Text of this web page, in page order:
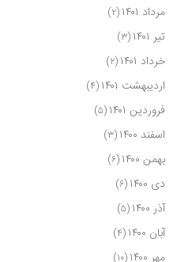
مرداد ۱۴۰۱ (۲)
تیر ۱۴۰۱ (۳)
خرداد ۱۴۰۱ (۲)
اردیبهشت ۱۴۰۱ (۴)
فروردین ۱۴۰۱ (۵)
اسفند ۱۴۰۰ (۳)
بهمن ۱۴۰۰ (۶)
دی ۱۴۰۰ (۶)
آذر ۱۴۰۰ (۵)
آبان ۱۴۰۰ (۴)
(۱۰)